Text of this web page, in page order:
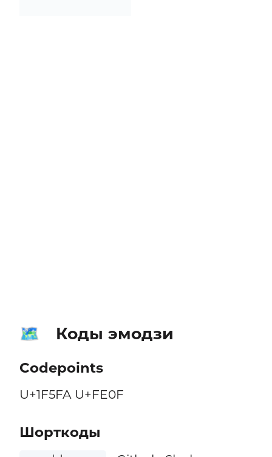
🗺️ Коды эмодзи
Codepoints
U+1F5FA U+FE0F
Шорткоды